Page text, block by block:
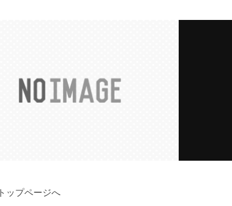
トップページへ